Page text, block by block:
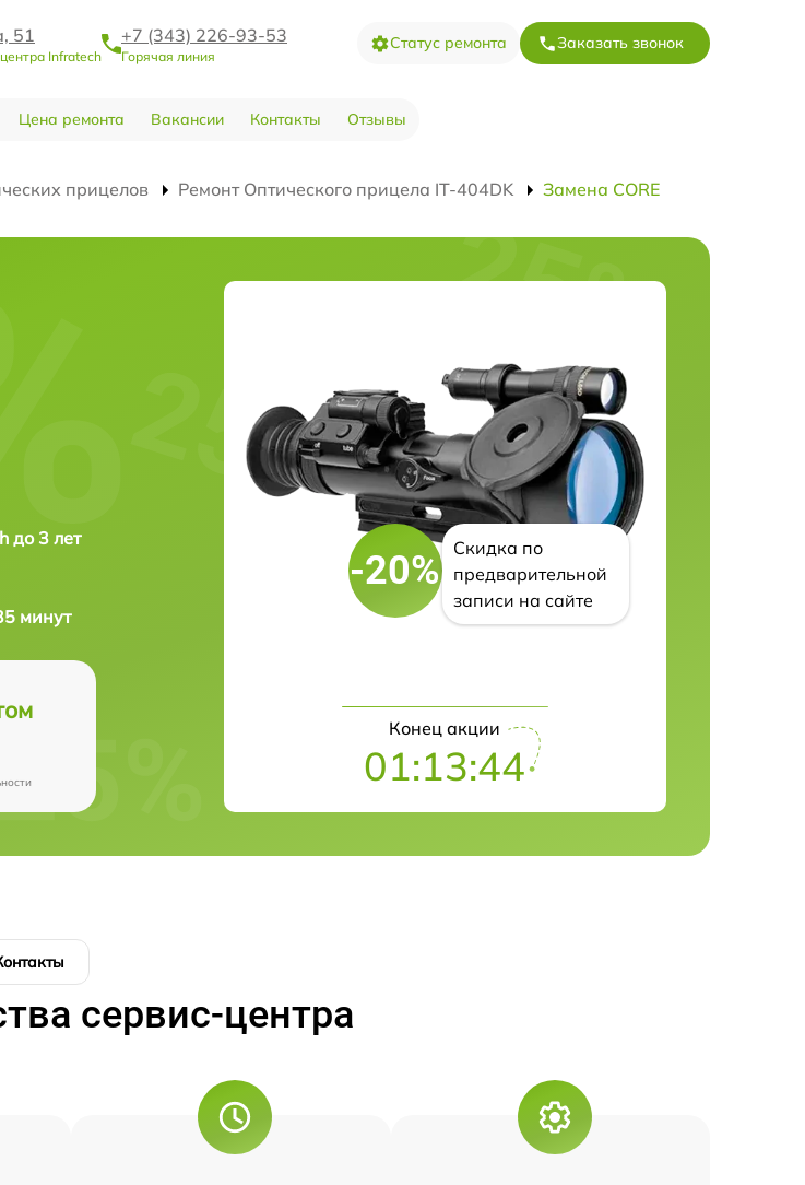
51
Infratech
+7 (343) 226-93-53
Горячая линия
Статус ремонта Заказать звонок
Цена ремонта Вакансии Контакты Отзывы
прицелов Ремонт Оптического прицела IT-404DK Замена CORE
до 3 лет
минут
-20%
Скидка по
предварительной
записи на сайте
Конец акции
01:13:43
сервис-центра